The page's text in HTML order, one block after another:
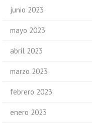
junio 2023
mayo 2023
abril 2023
marzo 2023
febrero 2023
enero 2023